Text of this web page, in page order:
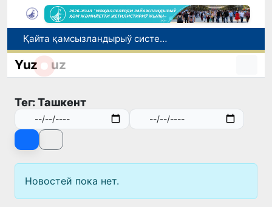
Қайта қамсызландырыў системасы тез раўажланып атырған Өзбекстан экономикасы ушын не береди?
Ташкент аўыр атлетика бойынша Азия чемпионатына таярланбақта
Елимиз дөретиўшилери өз кәсиби ҳәм мийнети менен мақтанады
Yuz uz
Тег: Ташкент
Новостей пока нет.